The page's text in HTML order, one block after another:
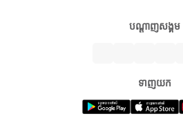
បណ្តាញសង្គម
ទាញយក